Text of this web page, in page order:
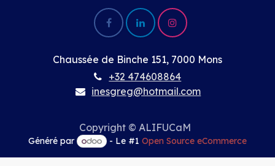
Chaussée de Binche 151, 7000 Mons
+32 474608864
inesgreg@hotmail.com
Copyright © ALIFUCaM
Généré par - Le #1 Open Source eCommerce